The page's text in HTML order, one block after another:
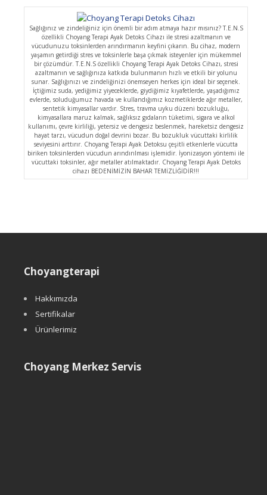
Sağlığınız ve zindeliğiniz için önemli bir adım atmaya hazır mısınız? T.E.N.S
özellikli Choyang Terapi Ayak Detoks Cihazı ile stresi azaltmanın ve
vücudunuzu toksinlerden arındırmanın keyfini çıkarın. Bu cihaz, modern
yaşamın getirdiği stres ve toksinlerle başa çıkmak isteyenler için mükemmel
bir çözümdür. T.E.N.S özellikli Choyang Terapi Ayak Detoks Cihazı, stresi
azaltmanın ve sağlığınıza katkıda bulunmanın hızlı ve etkili bir yolunu
sunar. Sağlığınızı ve zindeliğinizi önemseyen herkes için ideal bir seçenek.
İçtiğimiz suda, yediğimiz yiyeceklerde, giydiğimiz kıyafetlerde, yaşadığımız
evlerde, soluduğumuz havada ve kullandığımız kozmetiklerde ağır metaller,
sentetik kimyasallar vardır. Stres, travma uyku düzeni bozukluğu,
kimyasallara maruz kalmak, sağlıksız gıdaların tüketimi, sigara ve alkol
kullanımı, çevre kirliliği, yetersiz ve dengesiz beslenmek, hareketsiz dengesiz
hayat tarzı, vücudun doğal devrini bozar. Bu bozukluk vücuttaki kirlilik
seviyesini arttırır. Choyang Terapi Ayak Detoksu çeşitli etkenlerle vücutta
biriken toksinlerden vücudun arındırılması işlemidir. İyonizasyon yöntemi ile
vücuttaki toksinler, ağır metaller atılmaktadır. Choyang Terapi Ayak Detoks
cihazı BEDENİMİZİN BAHAR TEMİZLİĞİDİR!!!
Choyangterapi
Hakkımızda
Sertifikalar
Ürünlerimiz
Choyang Merkez Servis